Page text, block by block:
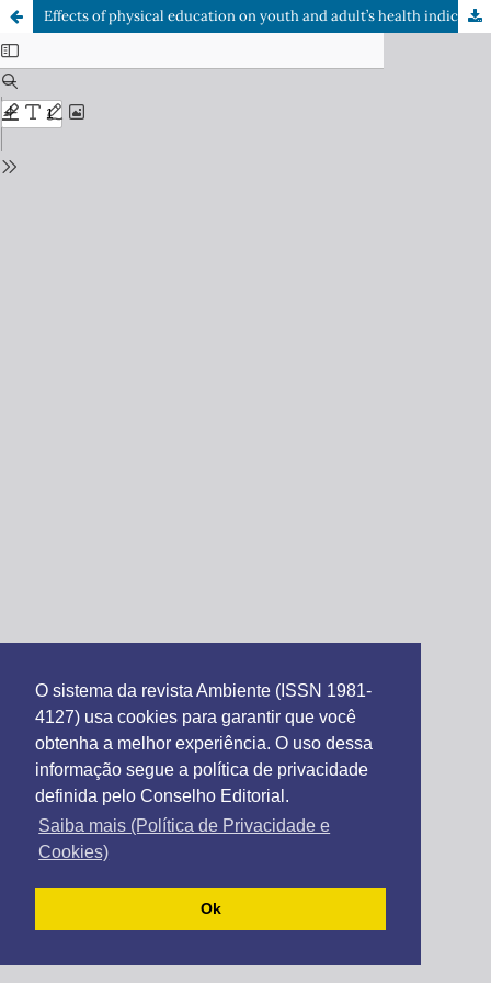
O sistema da revista Ambiente (ISSN 1981-
4127) usa cookies para garantir que você
obtenha a melhor experiência. O uso dessa
informação segue a política de privacidade
definida pelo Conselho Editorial.
Saiba mais (Política de Privacidade e
Cookies)
Ok
Effects of physical education on youth and adult’s health indicators evaluated in four annual moments